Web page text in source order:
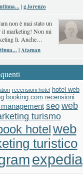
|g.lorenzo
non è mai stato un
il marketing! Non mi
lì. Anche…
|Ataman
recensioni hotel hotel web
booking.com recensioni
seo web
turismo
hotelweb
turistico
expedia